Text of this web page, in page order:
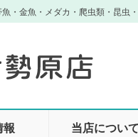
・金魚・メダカ・爬虫類・昆虫
報 当店について